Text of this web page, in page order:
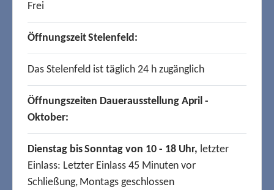
Frei
Öffnungszeit Stelenfeld:
Das Stelenfeld ist täglich 24 h zugänglich
Öffnungszeiten Dauerausstellung April -
Oktober:
Dienstag bis Sonntag von 10 - 18 Uhr, letzter
Einlass: Letzter Einlass 45 Minuten vor
Schließung, Montags geschlossen